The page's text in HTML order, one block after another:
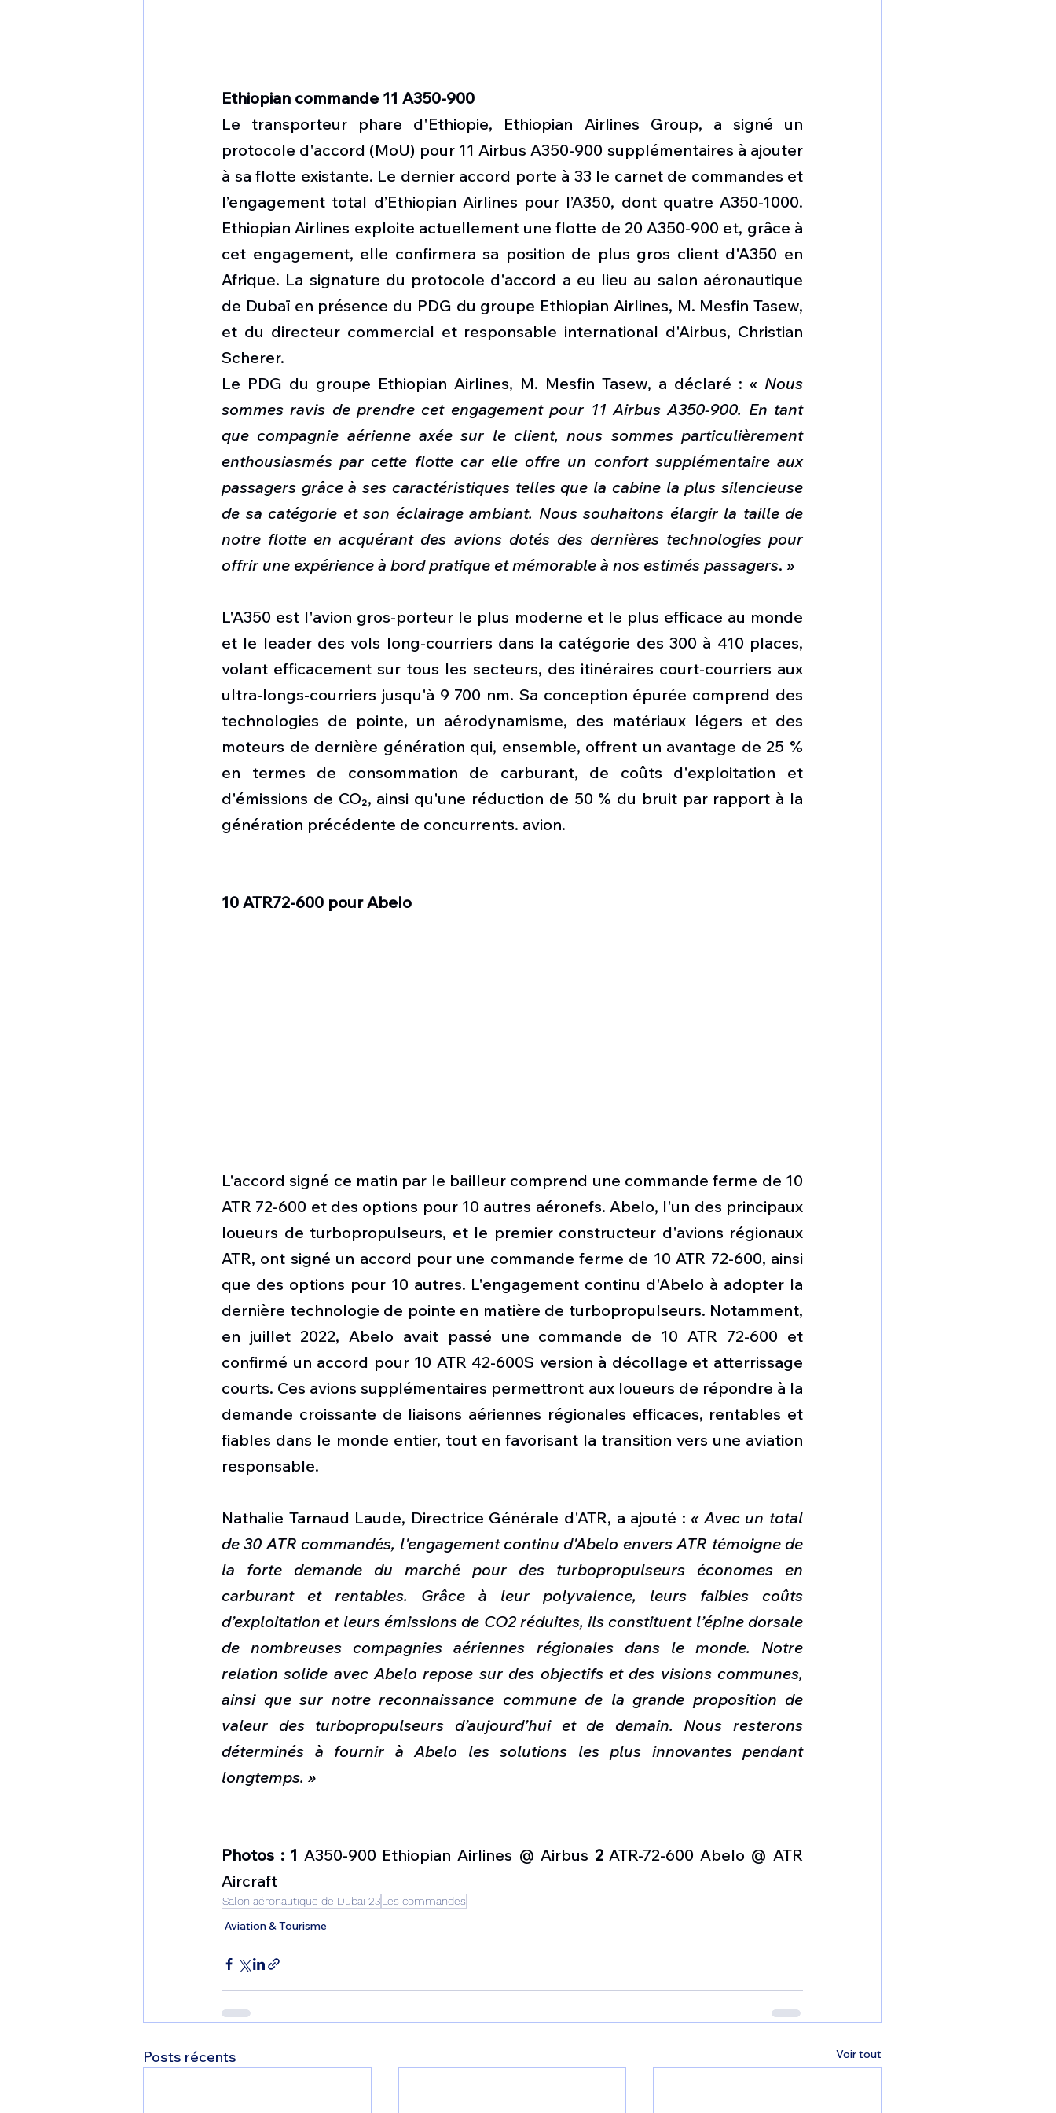
Ethiopian commande 11 A350-900
Le transporteur phare d'Ethiopie, Ethiopian Airlines Group, a signé un
protocole d'accord (MoU) pour 11 Airbus A350-900 supplémentaires à ajouter
à sa flotte existante. Le dernier accord porte à 33 le carnet de commandes et
l’engagement total d’Ethiopian Airlines pour l’A350, dont quatre A350-1000.
Ethiopian Airlines exploite actuellement une flotte de 20 A350-900 et, grâce à
cet engagement, elle confirmera sa position de plus gros client d'A350 en
Afrique. La signature du protocole d'accord a eu lieu au salon aéronautique
de Dubaï en présence du PDG du groupe Ethiopian Airlines, M. Mesfin Tasew,
et du directeur commercial et responsable international d'Airbus, Christian
Scherer.
Le PDG du groupe Ethiopian Airlines, M. Mesfin Tasew, a déclaré : « Nous
sommes ravis de prendre cet engagement pour 11 Airbus A350-900. En tant
que compagnie aérienne axée sur le client, nous sommes particulièrement
enthousiasmés par cette flotte car elle offre un confort supplémentaire aux
passagers grâce à ses caractéristiques telles que la cabine la plus silencieuse
de sa catégorie et son éclairage ambiant. Nous souhaitons élargir la taille de
notre flotte en acquérant des avions dotés des dernières technologies pour
offrir une expérience à bord pratique et mémorable à nos estimés passagers. »
L'A350 est l'avion gros-porteur le plus moderne et le plus efficace au monde
et le leader des vols long-courriers dans la catégorie des 300 à 410 places,
volant efficacement sur tous les secteurs, des itinéraires court-courriers aux
ultra-longs-courriers jusqu'à 9 700 nm. Sa conception épurée comprend des
technologies de pointe, un aérodynamisme, des matériaux légers et des
moteurs de dernière génération qui, ensemble, offrent un avantage de 25 %
en termes de consommation de carburant, de coûts d'exploitation et
d'émissions de CO₂, ainsi qu'une réduction de 50 % du bruit par rapport à la
génération précédente de concurrents. avion.
10 ATR72-600 pour Abelo
L'accord signé ce matin par le bailleur comprend une commande ferme de 10
ATR 72-600 et des options pour 10 autres aéronefs. Abelo, l'un des principaux
loueurs de turbopropulseurs, et le premier constructeur d'avions régionaux
ATR, ont signé un accord pour une commande ferme de 10 ATR 72-600, ainsi
que des options pour 10 autres. L'engagement continu d'Abelo à adopter la
dernière technologie de pointe en matière de turbopropulseurs. Notamment,
en juillet 2022, Abelo avait passé une commande de 10 ATR 72-600 et
confirmé un accord pour 10 ATR 42-600S version à décollage et atterrissage
courts. Ces avions supplémentaires permettront aux loueurs de répondre à la
demande croissante de liaisons aériennes régionales efficaces, rentables et
fiables dans le monde entier, tout en favorisant la transition vers une aviation
responsable.
Nathalie Tarnaud Laude, Directrice Générale d'ATR, a ajouté : « Avec un total
de 30 ATR commandés, l'engagement continu d'Abelo envers ATR témoigne de
la forte demande du marché pour des turbopropulseurs économes en
carburant et rentables. Grâce à leur polyvalence, leurs faibles coûts
d’exploitation et leurs émissions de CO2 réduites, ils constituent l’épine dorsale
de nombreuses compagnies aériennes régionales dans le monde. Notre
relation solide avec Abelo repose sur des objectifs et des visions communes,
ainsi que sur notre reconnaissance commune de la grande proposition de
valeur des turbopropulseurs d’aujourd’hui et de demain. Nous resterons
déterminés à fournir à Abelo les solutions les plus innovantes pendant
longtemps. »
Photos : 1 A350-900 Ethiopian Airlines @ Airbus 2 ATR-72-600 Abelo @ ATR
Aircraft
Salon aéronautique de Dubaï 23Les commandes
Aviation & Tourisme
Posts récents Voir tout